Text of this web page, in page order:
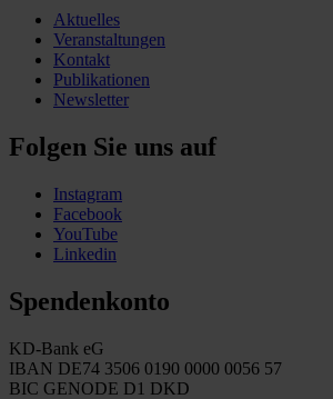
Aktuelles
Veranstaltungen
Kontakt
Publikationen
Newsletter
Folgen Sie uns auf
Instagram
Facebook
YouTube
Linkedin
Spendenkonto
KD-Bank eG
IBAN DE74 3506 0190 0000 0056 57
BIC GENODE D1 DKD